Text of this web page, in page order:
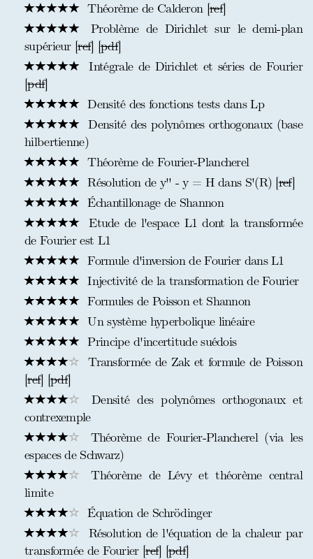
Théorème de Calderon [ref]
Problème de Dirichlet sur le demi-plan
supérieur [ref] [pdf]
Intégrale de Dirichlet et séries de Fourier
[pdf]
Densité des fonctions tests dans Lp
Densité des polynômes orthogonaux (base
hilbertienne)
Théorème de Fourier-Plancherel
Résolution de y'' - y = H dans S'(R) [ref]
Échantillonage de Shannon
Etude de l'espace L1 dont la transformée
de Fourier est L1
Formule d'inversion de Fourier dans L1
Injectivité de la transformation de Fourier
Formules de Poisson et Shannon
Un système hyperbolique linéaire
Principe d'incertitude suédois
Transformée de Zak et formule de Poisson
[ref] [pdf]
Densité des polynômes orthogonaux et
contrexemple
Théorème de Fourier-Plancherel (via les
espaces de Schwarz)
Théorème de Lévy et théorème central
limite
Équation de Schrödinger
Résolution de l'équation de la chaleur par
transformée de Fourier [ref] [pdf]